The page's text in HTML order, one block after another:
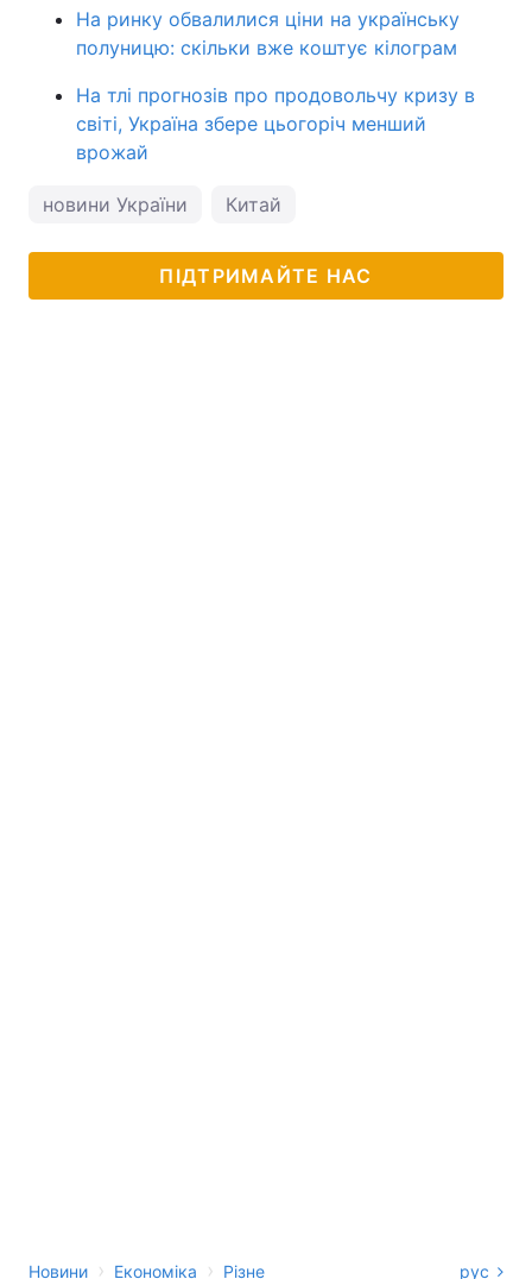
На ринку обвалилися ціни на українську
полуницю: скільки вже коштує кілограм
На тлі прогнозів про продовольчу кризу в
світі, Україна збере цьогоріч менший
врожай
новини України Китай
ПІДТРИМАЙТЕ НАС
Новини › Економіка › Різне рус